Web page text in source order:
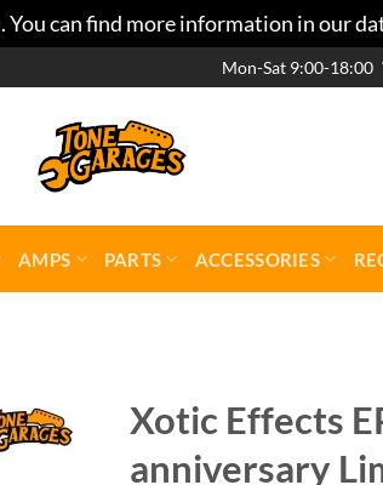
You can find more information in our
Mon-Sat 9:00-18:00
AMPS PARTS ACCESSORIES
Xotic Effects
anniversary